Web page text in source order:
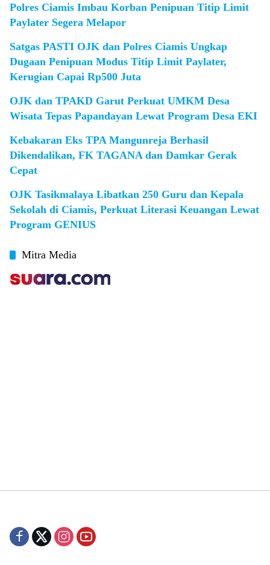
Polres Ciamis Imbau Korban Penipuan Titip Limit
Paylater Segera Melapor
Satgas PASTI OJK dan Polres Ciamis Ungkap
Dugaan Penipuan Modus Titip Limit Paylater,
Kerugian Capai Rp500 Juta
OJK dan TPAKD Garut Perkuat UMKM Desa
Wisata Tepas Papandayan Lewat Program Desa EKI
Kebakaran Eks TPA Mangunreja Berhasil
Dikendalikan, FK TAGANA dan Damkar Gerak
Cepat
OJK Tasikmalaya Libatkan 250 Guru dan Kepala
Sekolah di Ciamis, Perkuat Literasi Keuangan Lewat
Program GENIUS
Mitra Media